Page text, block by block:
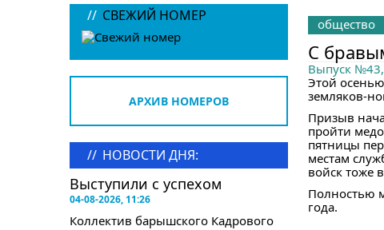
// СВЕЖИЙ НОМЕР
АРХИВ НОМЕРОВ
// НОВОСТИ ДНЯ:
Выступили с успехом
04-08-2026, 11:26
Коллектив барышского Кадрового
общество
С
Выпуск №43,
Этой
земляков-
Призыв
пройти
пятницы
местам
войск тоже
Полностью
года.